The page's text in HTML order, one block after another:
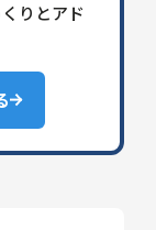
りとアド